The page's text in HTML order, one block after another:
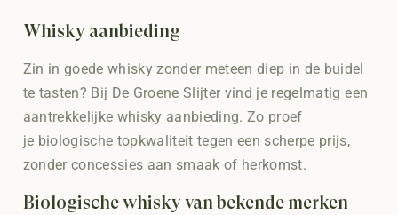
Whisky aanbieding
Zin in goede whisky zonder meteen diep in de buidel
te tasten? Bij De Groene Slijter vind je regelmatig een
aantrekkelijke whisky aanbieding. Zo proef
je biologische topkwaliteit tegen een scherpe prijs,
zonder concessies aan smaak of herkomst.
Biologische whisky van bekende merken